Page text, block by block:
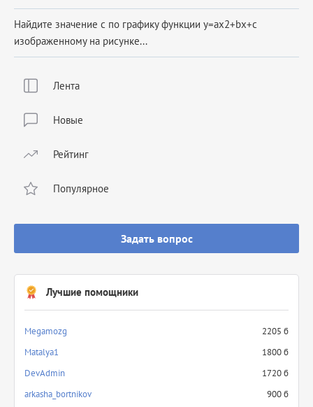
Лента
Новые
Рейтинг
Популярное
Задать вопрос
Лучшие помощники
Megamozg
2205 б
Matalya1
1800 б
DevAdmin
1720 б
arkasha_bortnikov
900 б
Найдите значение c по графику функции y=ax2+bx+c
изображенному на рисунке...